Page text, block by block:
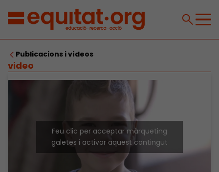
Publicacions i vídeos
video
Feu clic per acceptar màrqueting
galetes i activar aquest contingut